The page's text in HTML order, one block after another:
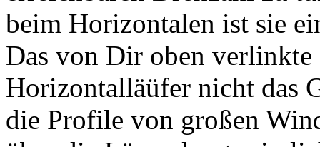
beim Horizontalen ist sie
Das von Dir oben
Horizontalläüfer nicht das
die Profile von großen